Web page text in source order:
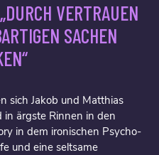
VERTRAUEN
SACHEN
sich Jakob und Matthias
ärgste Rinnen in den
in dem ironischen Psycho-
und eine seltsame